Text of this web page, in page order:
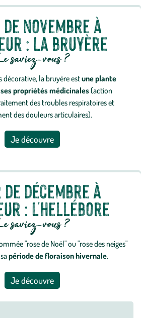
novembre à
: la bruyère
saviez-vous ?
décorative, la bruyère estune plante
propriétés médicinales(action
des troubles respiratoires et
des douleurs articulaires).
Je découvre
décembre à
: l'hellébore
saviez-vous ?
"rose de Noël" ou "rose des neiges"
période de floraison hivernale.
Je découvre